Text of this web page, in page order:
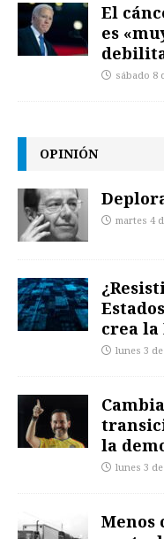
El
es
sábado 8
OPINIÓN
martes 4
crea la
lunes 3
la
lunes 3
Menos